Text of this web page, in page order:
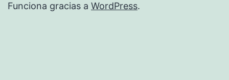
Funciona gracias a WordPress.